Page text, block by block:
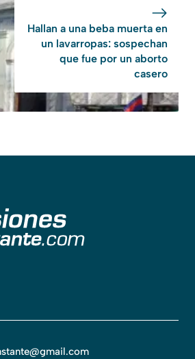
Hallan a una beba muerta en
un lavarropas: sospechan
que fue por un aborto
casero